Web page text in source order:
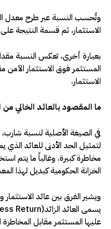
وتُحسب النسبة عبر طرح معدل
الاستثمار، ثم قسمة النتيجة على
بعبارة أخرى، تعكس النسبة
المستثمر فوق الاستثمار
الاستثمار.
ما المقصود بالعائد الخالي من
في الصيغة الأصلية لنسبة
لتمثيل الحد الأدنى للعائد
مخاطرة كبيرة. وغالباً ما يتم
الخزانة الحكومية كبديل لهذا
ويشير الفرق بين عائد الاستثمار
يسمى العائد الزائدReturn)
عليها المستثمر مقابل المخاطرة